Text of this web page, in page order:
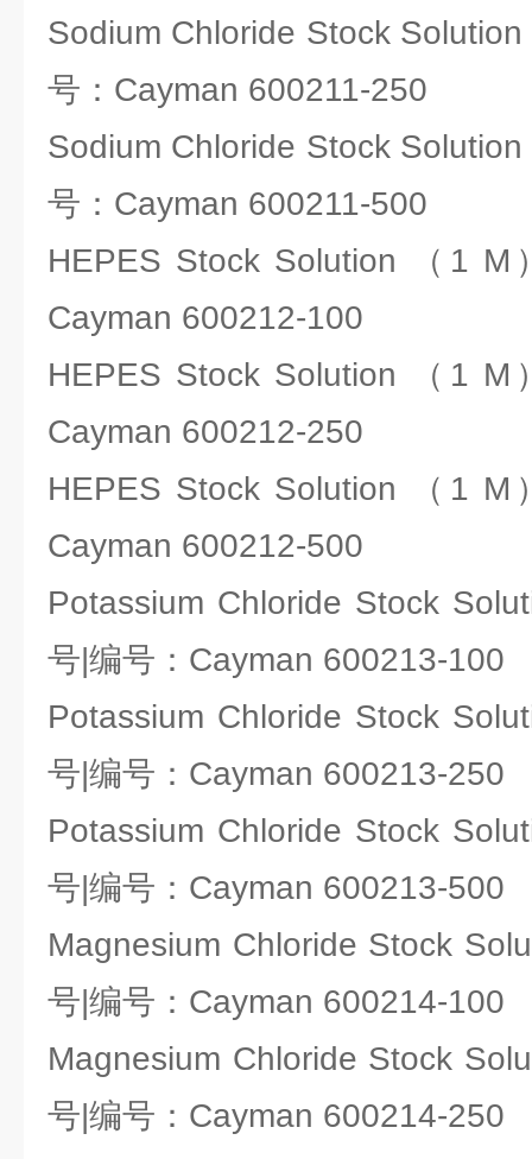
Sodium Chloride Stock
号：Cayman 600211-250
Sodium Chloride Stock
号：Cayman 600211-500
HEPES Stock Solution （1
Cayman 600212-100
HEPES Stock Solution （1
Cayman 600212-250
HEPES Stock Solution （1
Cayman 600212-500
Potassium Chloride Stock
号|编号：Cayman 600213-100
Potassium Chloride Stock
号|编号：Cayman 600213-250
Potassium Chloride Stock
号|编号：Cayman 600213-500
Magnesium Chloride Stock
号|编号：Cayman 600214-100
Magnesium Chloride Stock
号|编号：Cayman 600214-250